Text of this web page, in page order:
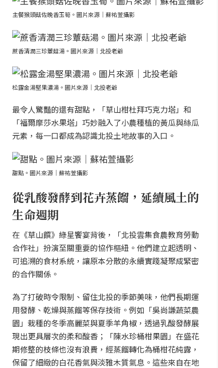
主餐猴頭菇佐晚香玉筍。圖片來源｜蘇祐萱攝影
蔗香清潤三珍蕈菇湯。圖片來源｜北投老爺
松露金湯堅果濃湯。圖片來源｜北投老爺
最令人驚豔的還有甜點，「草山柑杜拜巧克力塔」和
「福爾摩莎水果塔」巧妙融入了小農種植的黃瓜與絲瓜
元素，每一口都成為認識北投土地故事的入口。
甜點。圖片來源｜蘇祐萱攝影
從乳酸發酵到花卉蒸餾，延續風土的
生命週期
在《草山饌》綠星饗宴背後，「北投雲集食農教育勞動
合作社」扮演至關重要的協作樞紐。他們建立起透明、
可追溯的食材系統，讓原本分散的永續實踐凝聚成緊密
的合作關係。
為了打破時令限制、留住北投的季節美味，他們長期運
用發酵、乾燥與蒸餾等保存技術。例如「吳尚謙蔬菜農
園」栽種的冬季高麗菜與夏季羊角椒，透過乳酸發酵展
現出更具層次的柔和酸香；「陳水珍桶柑果園」在盛花
期修整的枝條也沒有浪費，經蒸餾轉化為桶柑花純露，
保留了細緻的白花香氣與淡雅木質氣息。這些來自在地